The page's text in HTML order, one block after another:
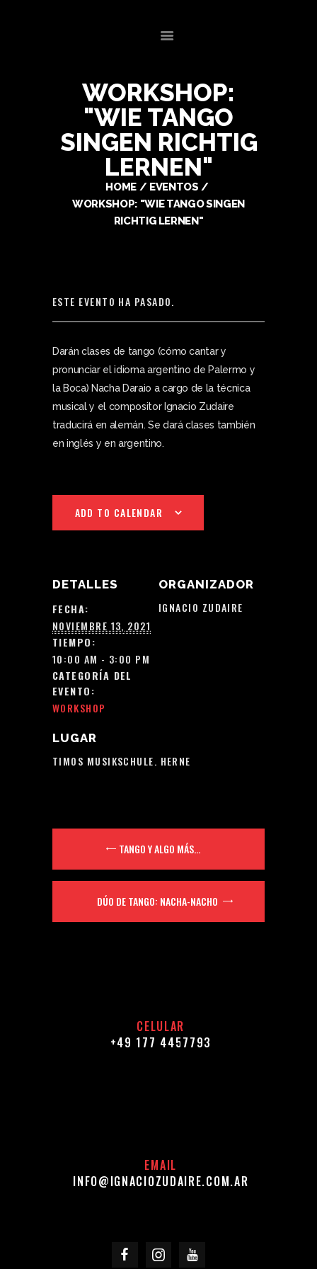
WORKSHOP:
"WIE TANGO
SINGEN RICHTIG
LERNEN"
HOME
EVENTOS
WORKSHOP: "WIE TANGO SINGEN
RICHTIG LERNEN"
HOME
BIOGRAFÍA
OBRAS
EVENTOS
CONTACTO
ESTE EVENTO HA PASADO.
Darán clases de tango (cómo cantar y
pronunciar el idioma argentino de Palermo y
la Boca) Nacha Daraio a cargo de la técnica
musical y el compositor Ignacio Zudaire
traducirá en alemán. Se dará clases también
en inglés y en argentino.
ADD TO CALENDAR
DETALLES
FECHA:
NOVIEMBRE 13, 2021
TIEMPO:
10:00 AM - 3:00 PM
CATEGORÍA DEL
EVENTO:
WORKSHOP
ORGANIZADOR
IGNACIO ZUDAIRE
LUGAR
TIMOS MUSIKSCHULE. HERNE
TANGO Y ALGO MÁS…
DÚO DE TANGO: NACHA-NACHO
CELULAR
+49 177 4457793
EMAIL
INFO@IGNACIOZUDAIRE.COM.AR